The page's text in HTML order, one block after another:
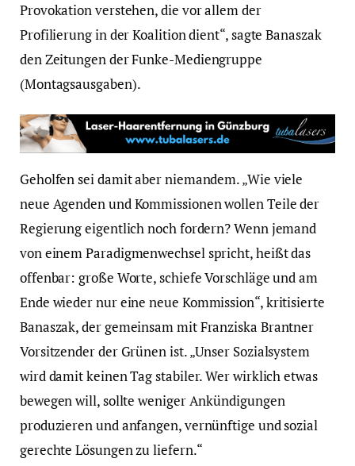
Provokation verstehen, die vor allem der
Profilierung in der Koalition dient“, sagte Banaszak
den Zeitungen der Funke-Mediengruppe
(Montagsausgaben).
Geholfen sei damit aber niemandem. „Wie viele
neue Agenden und Kommissionen wollen Teile der
Regierung eigentlich noch fordern? Wenn jemand
von einem Paradigmenwechsel spricht, heißt das
offenbar: große Worte, schiefe Vorschläge und am
Ende wieder nur eine neue Kommission“, kritisierte
Banaszak, der gemeinsam mit Franziska Brantner
Vorsitzender der Grünen ist. „Unser Sozialsystem
wird damit keinen Tag stabiler. Wer wirklich etwas
bewegen will, sollte weniger Ankündigungen
produzieren und anfangen, vernünftige und sozial
gerechte Lösungen zu liefern.“